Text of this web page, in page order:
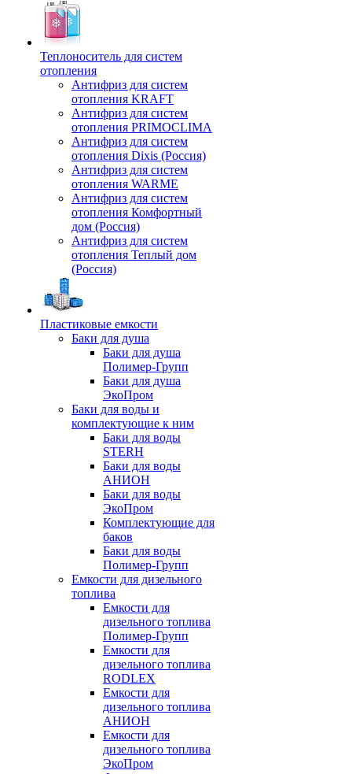
Теплоноситель для систем
отопления
Антифриз для систем
отопления KRAFT
Антифриз для систем
отопления PRIMOCLIMA
Антифриз для систем
отопления Dixis (Россия)
Антифриз для систем
отопления WARME
Антифриз для систем
отопления Комфортный
дом (Россия)
Антифриз для систем
отопления Теплый дом
(Россия)
Пластиковые емкости
Баки для душа
Баки для душа
Полимер-Групп
Баки для душа
ЭкоПром
Баки для воды и
комплектующие к ним
Баки для воды
STERH
Баки для воды
АНИОН
Баки для воды
ЭкоПром
Комплектующие для
баков
Баки для воды
Полимер-Групп
Емкости для дизельного
топлива
Емкости для
дизельного топлива
Полимер-Групп
Емкости для
дизельного топлива
RODLEX
Емкости для
дизельного топлива
АНИОН
Емкости для
дизельного топлива
ЭкоПром